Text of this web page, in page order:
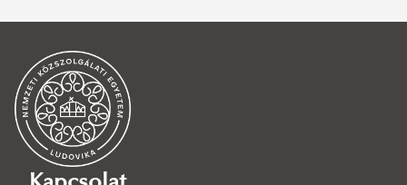
csikány tamás